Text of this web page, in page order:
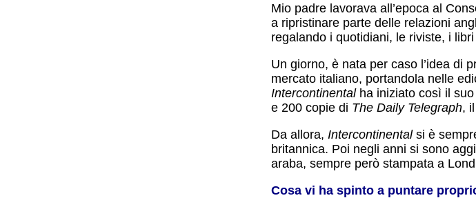
Mio padre lavorava all’epoca al
a ripristinare parte delle relazioni
regalando i quotidiani, le riviste, i
Un giorno, è nata per caso l’idea di
mercato italiano, portandola nelle
Intercontinental ha iniziato così il
e 200 copie di The Daily Telegraph,
Da allora, Intercontinentalsi è
britannica. Poi negli anni si sono
araba, sempre però stampata a
Cosa vi ha spinto a puntare